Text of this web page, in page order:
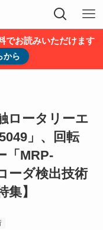
でお読みいただけます
から
ロータリーエ
」、回転
「MRP-
ーダ検出技術
】